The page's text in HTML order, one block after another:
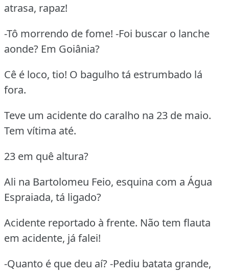
atrasa, rapaz!
-Tô morrendo de fome! -Foi buscar o lanche
aonde? Em Goiânia?
Cê é loco, tio! O bagulho tá estrumbado lá
fora.
Teve um acidente do caralho na 23 de maio.
Tem vítima até.
23 em quê altura?
Ali na Bartolomeu Feio, esquina com a Água
Espraiada, tá ligado?
Acidente reportado à frente. Não tem flauta
em acidente, já falei!
-Quanto é que deu aí? -Pediu batata grande,